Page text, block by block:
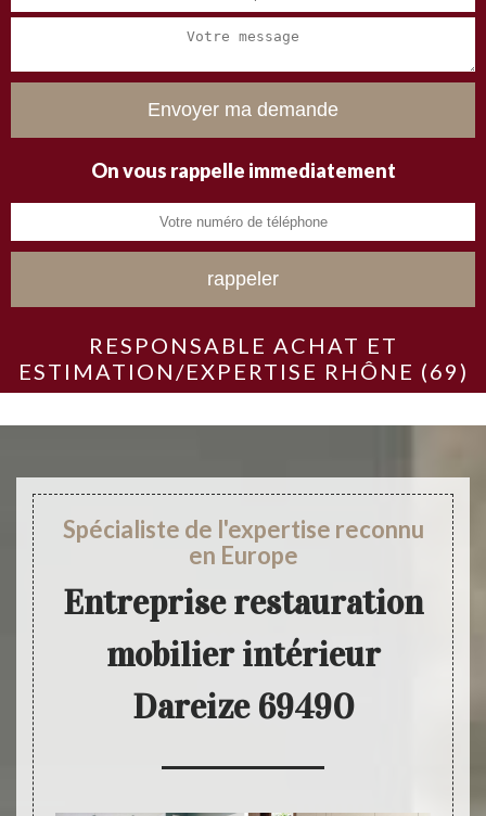
On vous rappelle immediatement
RESPONSABLE ACHAT ET
ESTIMATION/EXPERTISE RHÔNE (69)
Spécialiste de l'expertise reconnu
en Europe
Entreprise restauration
mobilier intérieur
Dareize 69490